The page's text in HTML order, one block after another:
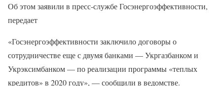
Об этом заявили в пресс-службе Госэнергоэффективности,
передает
«Госэнергоэффективности заключило договоры о
сотрудничестве еще с двумя банками — Укргазбанком и
Укрэксимбанком — по реализации программы «теплых
кредитов» в 2020 году», — сообщили в ведомстве.